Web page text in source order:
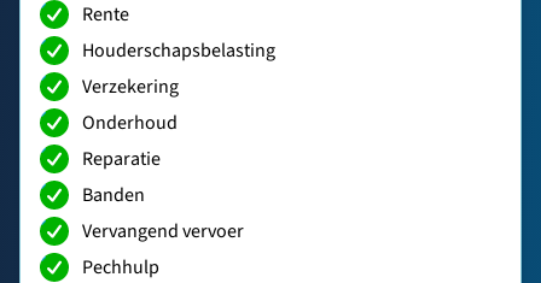
Rente
Houderschapsbelasting
Verzekering
Onderhoud
Reparatie
Banden
Vervangend vervoer
Pechhulp